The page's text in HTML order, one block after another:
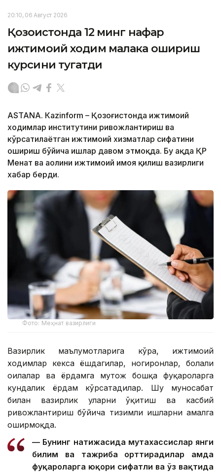
20:10, 06 Август 2026
Қозоғистонда 12 минг нафар
ижтимоий ходим малака ошириш
курсини тугатди
ASTANА. Кazinform – Қозоғистонда ижтимоий
ходимлар институтини ривожлантириш ва
кўрсатилаётган ижтимоий хизматлар сифатини
ошириш бўйича ишлар давом этмоқда. Бу ҳақда ҚР
Меҳнат ва аҳолини ижтимоий ҳимоя қилиш вазирлиги
хабар берди.
Фото: Меҳнат вазирлиги
Вазирлик маълумотларига кўра, ижтимоий
ходимлар кекса ёшдагилар, ногиронлар, болали
оилалар ва ёрдамга муҳтож бошқа фуқароларга
кундалик ёрдам кўрсатадилар. Шу муносабат
билан вазирлик уларни ўқитиш ва касбий
ривожлантириш бўйича тизимли ишларни амалга
оширмоқда.
— Бунинг натижасида мутахассислар янги
билим ва тажриба орттирадилар ҳамда
фуқароларга юқори сифатли ва ўз вақтида